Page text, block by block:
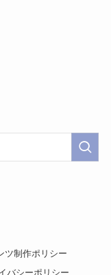
ツ制作ポリシー
バシーポリシー